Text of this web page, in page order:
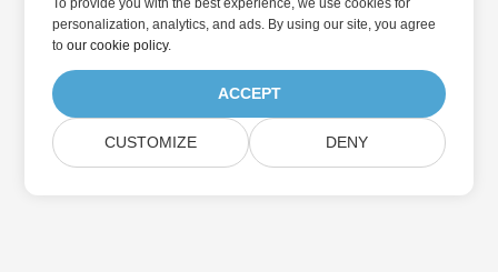
To provide you with the best experience, we use cookies for
personalization, analytics, and ads. By using our site, you agree
toour cookie policy.
ACCEPT
CUSTOMIZE DENY